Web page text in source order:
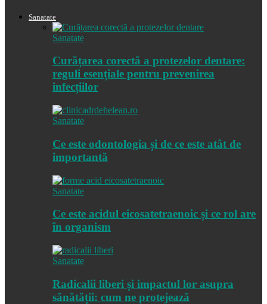
Sanatate
Sanatate
Curățarea corectă a protezelor dentare:
reguli esențiale pentru prevenirea
infecțiilor
Sanatate
Ce este odontologia și de ce este atât de
importantă
Sanatate
Ce este acidul eicosatetraenoic și ce rol are
în organism
Sanatate
Radicalii liberi și impactul lor asupra
sănătății: cum ne protejează